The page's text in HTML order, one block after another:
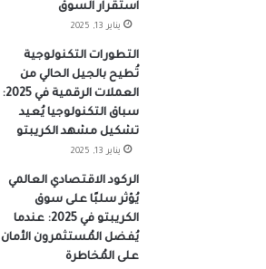
استقرار السوق
يناير 13, 2025
التطورات التكنولوجية
تُطيح بالجيل الحالي من
العملات الرقمية في 2025:
سباق التكنولوجيا يُعيد
تشكيل مشهد الكريبتو
يناير 13, 2025
الركود الاقتصادي العالمي
يُؤثر سلبًا على سوق
الكريبتو في 2025: عندما
يُفضل المُستثمرون الأمان
على المُخاطرة